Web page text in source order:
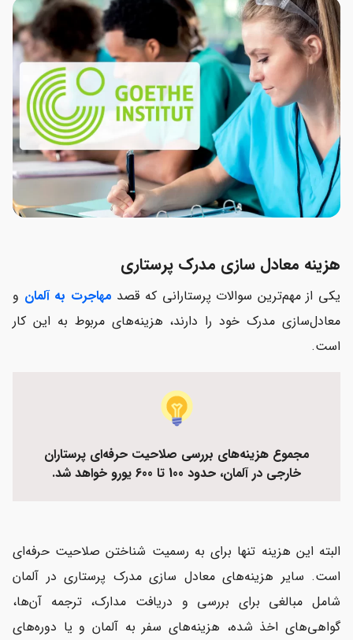
هزینه معادل سازی مدرک پرستاری
یکی از مهم‌ترین سوالات پرستارانی که قصد مهاجرت به آلمان و
معادل‌سازی مدرک خود را دارند، هزینه‌های مربوط به این کار
است.
مجموع هزینه‌های بررسی صلاحیت حرفه‌ای پرستاران
خارجی در آلمان، حدود 100 تا 600 یورو خواهد شد.
البته این هزینه تنها برای به رسمیت شناختن صلاحیت حرفه‌ای
است. سایر هزینه‌های معادل سازی مدرک پرستاری در آلمان
شامل مبالغی برای بررسی و دریافت مدارک، ترجمه آن‌ها،
گواهی‌های اخذ شده، هزینه‌های سفر به آلمان و یا دوره‌های